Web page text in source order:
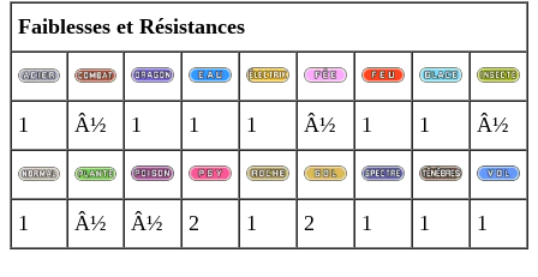
Faiblesses et Résistances
1 Â½ 1 1 1 Â½ 1 1 Â½
1 Â½ Â½ 2 1 2 1 1 1